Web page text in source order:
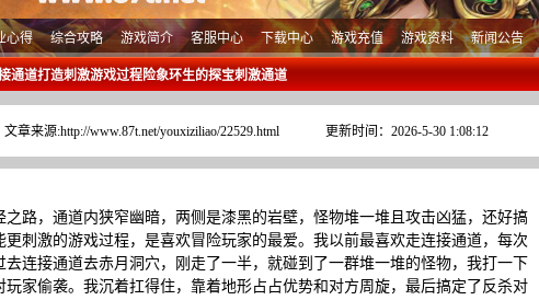
新闻公告
游戏资料
游戏充值
下载中心
客服中心
游戏简介
综合攻略
心得
通道打造刺激游戏过程险象环生的探宝刺激通道
文章来源:http://www.87t.net/youxiziliao/22529.html 更新时间：2026-5-30 1:08:12
路，通道内狭窄幽暗，两侧是漆黑的岩壁，怪物堆一堆且攻击凶猛，还好搞
刺激的游戏过程，是喜欢冒险玩家的最爱。我以前最喜欢走连接通道，每次
连接通道去赤月洞穴，刚走了一半，就碰到了一群堆一堆的怪物，我打一下
家偷袭。我沉着扛得住，靠着地形占占优势和对方周旋，最后搞定了反杀对